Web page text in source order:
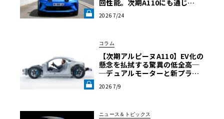
回性能。次期A110にも通じ
ANT LAB》
2026 7/24
コラム
【次期アルピーヌA110】EV化の
懸念を払拭する驚異の低全高─
─デュアルモーターと新プラッ
アウトを紐解く《LE VOLANT L
2026 7/9
ニュース＆トピックス